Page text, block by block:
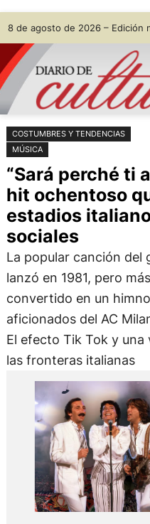
Saltar
al
contenido
Skip
to
content
8 de agosto de 2026 – Edición
COSTUMBRES Y TENDENCIAS
MÚSICA
“Sará perché ti
hit ochentoso
estadios
sociales
La popular canción del
lanzó en 1981, pero
convertido en un
aficionados del AC
El efecto Tik Tok y
las fronteras italianas